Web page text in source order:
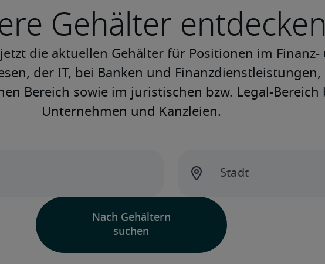
Gehälter entdecken